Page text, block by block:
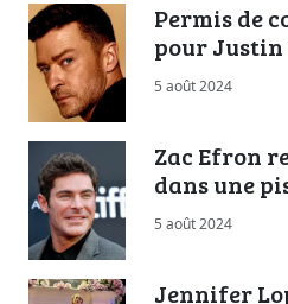
Permis de
pour
5 août 2024
Zac Efron
dans une
5 août 2024
Jennifer